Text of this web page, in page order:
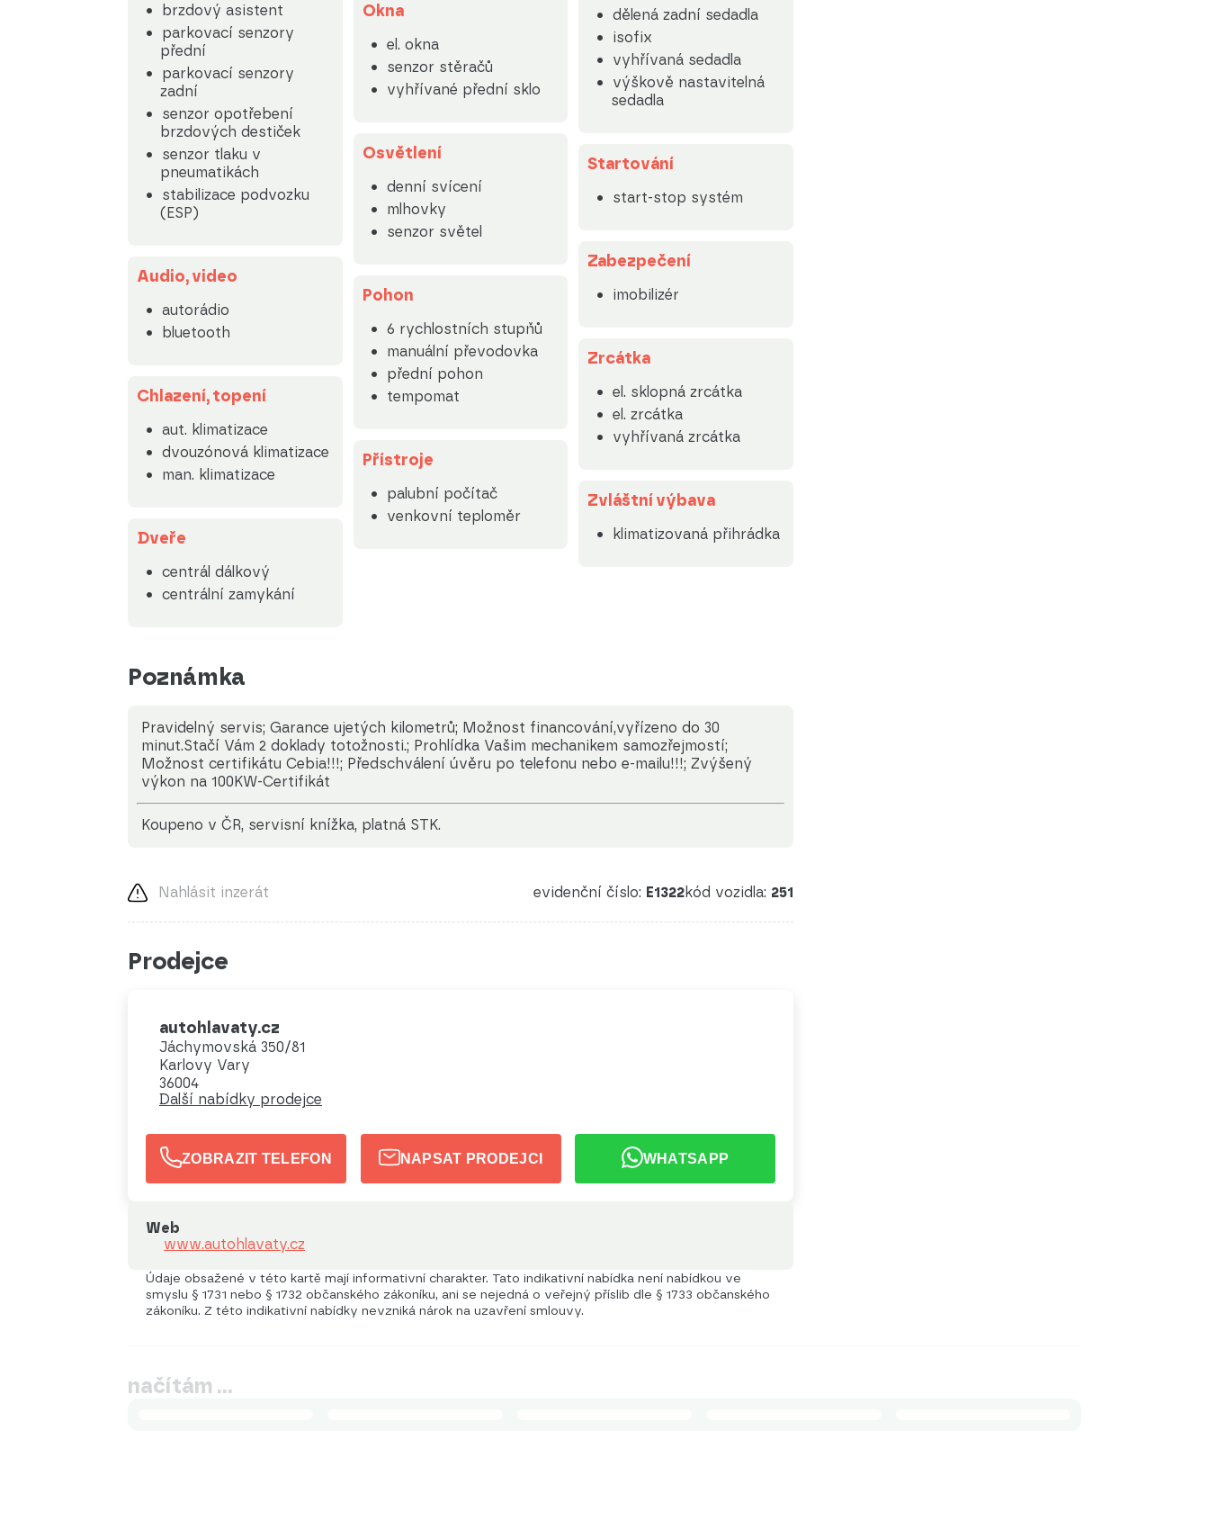
brzdový asistent
parkovací senzory
přední
parkovací senzory
zadní
senzor opotřebení
brzdových destiček
senzor tlaku v
pneumatikách
stabilizace podvozku
(ESP)
Audio, video
autorádio
bluetooth
Chlazení, topení
aut. klimatizace
dvouzónová klimatizace
man. klimatizace
Dveře
centrál dálkový
centrální zamykání
Okna
el. okna
senzor stěračů
vyhřívané přední sklo
Osvětlení
denní svícení
mlhovky
senzor světel
Pohon
6 rychlostních stupňů
manuální převodovka
přední pohon
tempomat
Přístroje
palubní počítač
venkovní teploměr
dělená zadní sedadla
isofix
vyhřívaná sedadla
výškově nastavitelná
sedadla
Startování
start-stop systém
Zabezpečení
imobilizér
Zrcátka
el. sklopná zrcátka
el. zrcátka
vyhřívaná zrcátka
Zvláštní výbava
klimatizovaná přihrádka
Poznámka
Pravidelný servis; Garance ujetých kilometrů; Možnost financování,vyřízeno do 30
minut.Stačí Vám 2 doklady totožnosti.; Prohlídka Vašim mechanikem samozřejmostí;
Možnost certifikátu Cebia!!!; Předschválení úvěru po telefonu nebo e-mailu!!!; Zvýšený
výkon na 100KW-Certifikát
koupeno v ČR, servisní knížka, platná STK.
evidenční číslo: E1322kód vozidla: 251
Nahlásit inzerát
Prodejce
autohlavaty.cz
Jáchymovská 350/81
Karlovy Vary
36004
Další nabídky prodejce
ZOBRAZIT TELEFON NAPSAT PRODEJCI WHATSAPP
Web
www.autohlavaty.cz
Údaje obsažené v této kartě mají informativní charakter. Tato indikativní nabídka není nabídkou ve
smyslu § 1731 nebo § 1732 občanského zákoníku, ani se nejedná o veřejný příslib dle § 1733 občanského
zákoníku. Z této indikativní nabídky nevzniká nárok na uzavření smlouvy.
načítám …